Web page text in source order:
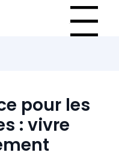
Menu
pour les
: vivre